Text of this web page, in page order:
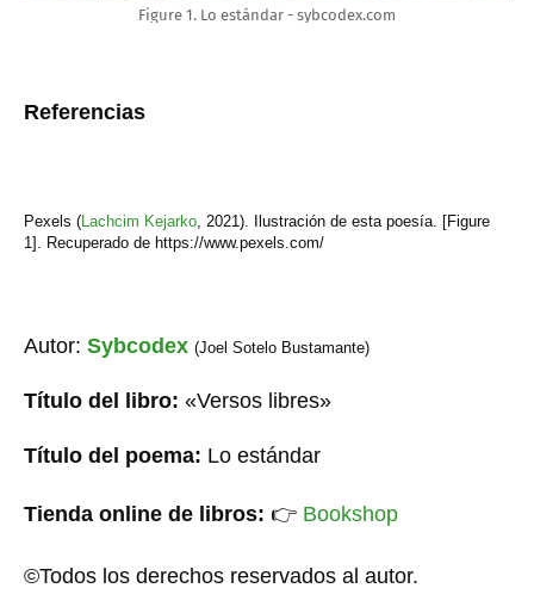
Figure 1. Lo estándar - sybcodex.com
Referencias
Pexels (Lachcim Kejarko 2021). Ilustración de esta poesía. [Figure
1]. Recuperado de https://www.pexels.com/
Autor: Sybcodex (Joel Sotelo Bustamante)
Título del libro: «Versos libres»
Título del poema: Lo estándar
Tienda online de libros: 👉 Bookshop
©Todos los derechos reservados al autor.